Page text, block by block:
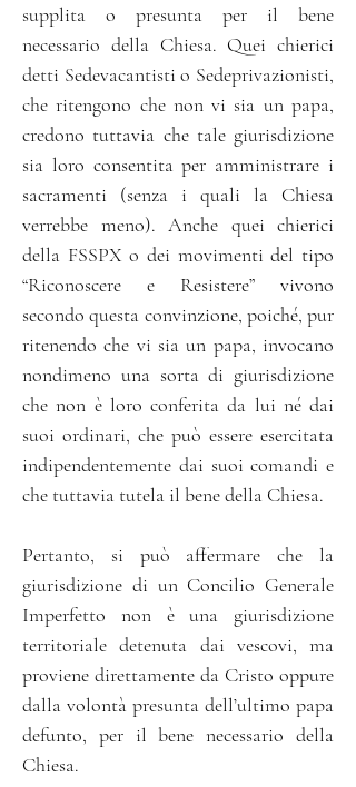
supplita o presunta per il bene
necessario della Chiesa. Quei chierici
detti Sedevacantisti o Sedeprivazionisti,
che ritengono che non vi sia un papa,
credono tuttavia che tale giurisdizione
sia loro consentita per amministrare i
sacramenti (senza i quali la Chiesa
verrebbe meno). Anche quei chierici
della FSSPX o dei movimenti del tipo
“Riconoscere e Resistere” vivono
secondo questa convinzione, poiché, pur
ritenendo che vi sia un papa, invocano
nondimeno una sorta di giurisdizione
che non è loro conferita da lui né dai
suoi ordinari, che può essere esercitata
indipendentemente dai suoi comandi e
che tuttavia tutela il bene della Chiesa.
Pertanto, si può affermare che la
giurisdizione di un Concilio Generale
Imperfetto non è una giurisdizione
territoriale detenuta dai vescovi, ma
proviene direttamente da Cristo oppure
dalla volontà presunta dell’ultimo papa
defunto, per il bene necessario della
Chiesa.